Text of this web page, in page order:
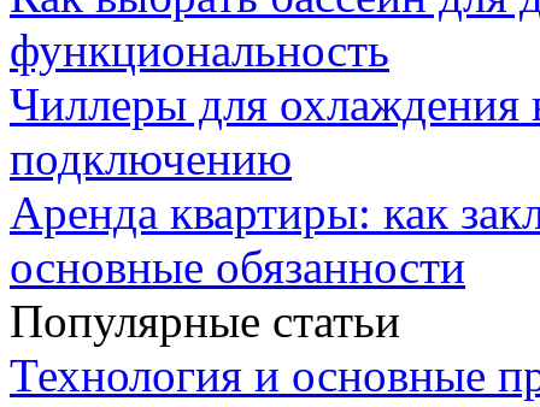
функциональность
Чиллеры для охлаждения
подключению
Аренда квартиры: как
основные обязанности
Популярные статьи
Технология и основные